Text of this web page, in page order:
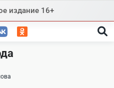
издание 16+